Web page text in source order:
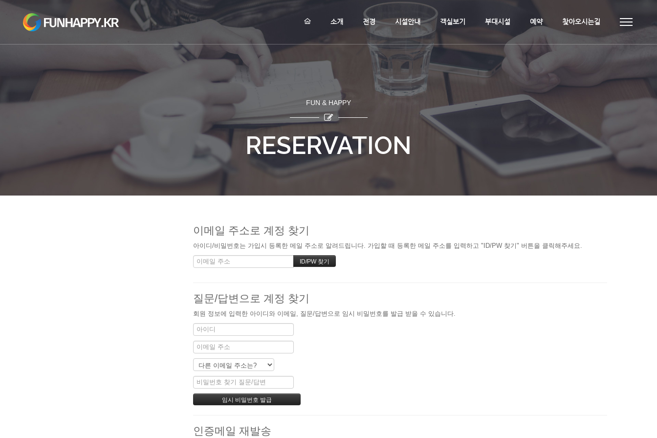
소개
전경 시설안내 객실보기 부대시설 예약 찾아오시는길
FUN & HAPPY
RESERVATION
이메일 주소로 계정 찾기
아이디/비밀번호는 가입시 등록한 메일 주소로 알려드립니다. 가입할 때 등록한 메일 주소를 입력하고 "ID/PW 찾기" 버튼을 클릭해주세요.
질문/답변으로 계정 찾기
회원 정보에 입력한 아이디와 이메일, 질문/답변으로 임시 비밀번호를 발급 받을 수 있습니다.
인증메일 재발송